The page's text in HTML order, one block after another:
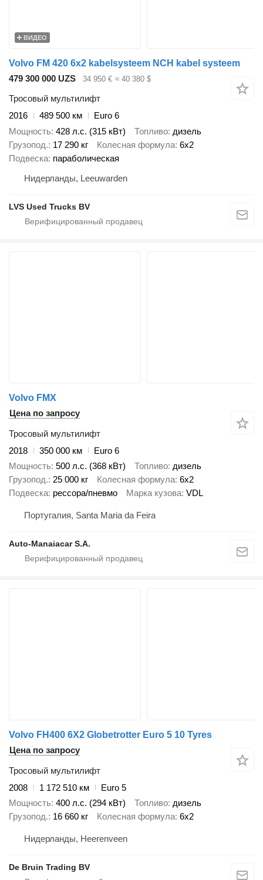
ВИДЕО
Volvo FM 420 6x2 kabelsysteem NCH kabel systeem
479 300 000 UZS
34 950 € ≈ 40 380 $
Тросовый мультилифт
2016
489 500 км
Euro 6
Мощность 428 л.с. (315 кВт) Топливо дизель
Грузопод. 17 290 кг Колесная формула 6x2
Подвеска параболическая
Нидерланды, Leeuwarden
LVS Used Trucks BV
Volvo FMX
Цена по запросу
Тросовый мультилифт
2018
350 000 км
Euro 6
Мощность 500 л.с. (368 кВт) Топливо дизель
Грузопод. 25 000 кг Колесная формула 6x2
Подвеска рессора/пневмо Марка кузова VDL
Португалия, Santa Maria da Feira
Auto-Manaiacar S.A.
Volvo FH400 6X2 Globetrotter Euro 5 10 Tyres
Цена по запросу
Тросовый мультилифт
2008
1 172 510 км
Euro 5
Мощность 400 л.с. (294 кВт) Топливо дизель
Грузопод. 16 660 кг Колесная формула 6x2
Нидерланды, Heerenveen
De Bruin Trading BV